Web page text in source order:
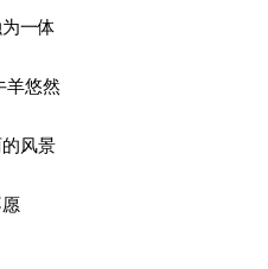
一体
悠然
风景